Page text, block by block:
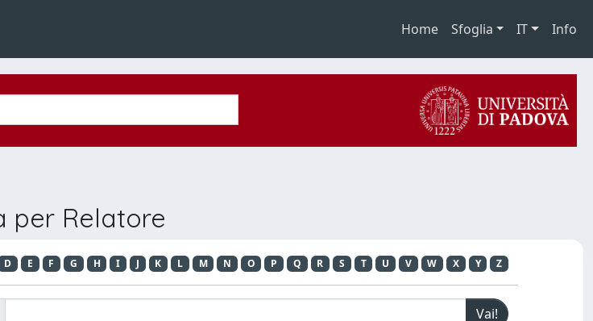
Home Sfoglia IT Info
per Relatore
D E F G H I J K L M N O P Q R S T U V W X Y Z